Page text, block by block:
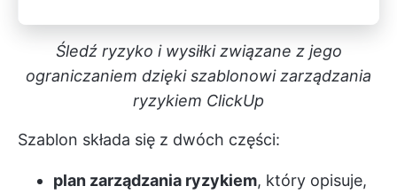
Śledź ryzyko i wysiłki związane z jego
ograniczaniem dzięki szablonowi zarządzania
ryzykiem ClickUp
Szablon składa się z dwóch części:
plan zarządzania ryzykiem, który opisuje,